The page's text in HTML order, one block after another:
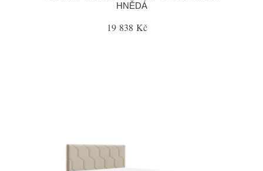
HNĚDÁ
19 838 Kč